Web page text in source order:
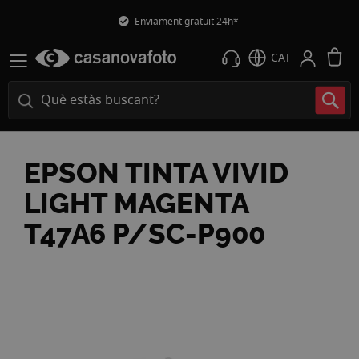
Enviament gratuït 24h*
CAT
EPSON TINTA VIVID
LIGHT MAGENTA
T47A6 P/SC-P900